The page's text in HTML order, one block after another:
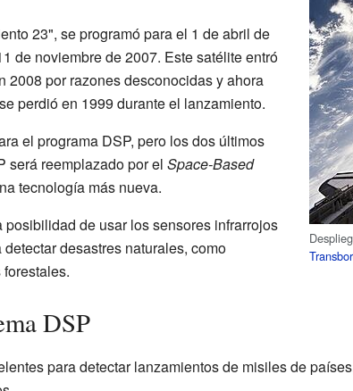
23", se programó para el 1 de abril de
de noviembre de 2007. Este satélite entró
2008 por razones desconocidas y ahora
perdió en 1999 durante el lanzamiento.
el programa DSP, pero los dos últimos
será reemplazado por el Space-Based
tecnología más nueva.
de usar los sensores infrarrojos
desastres naturales, como
DSP
para detectar lanzamientos de misiles de